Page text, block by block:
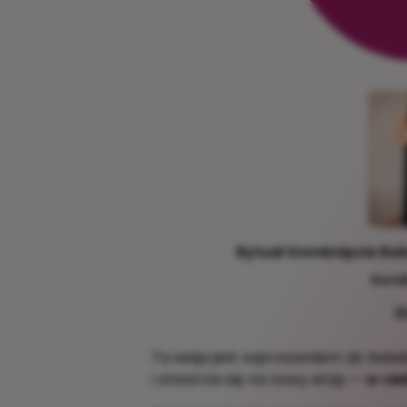
Rytuał Domknięcia
Ta sesja jest zaproszeniem do
i otwarcia się na nowy etap —
w